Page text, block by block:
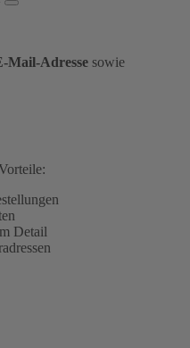
Mail-Adresse sowie
Detail